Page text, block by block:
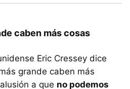
caben más cosas
Eric Cressey dice
grande caben más
a que no podemos